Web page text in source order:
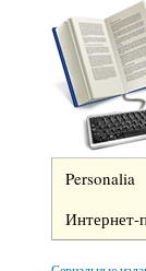
Personalia
Интернет-